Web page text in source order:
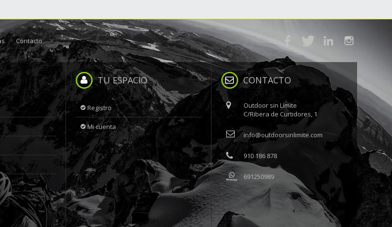
Contacto
TU ESPACIO
Registro
Mi cuenta
CONTACTO
Outdoor sin Límite
C/Ribera de Curtidores, 1
info@outdoorsinlimite.com
910 186 878
691250989